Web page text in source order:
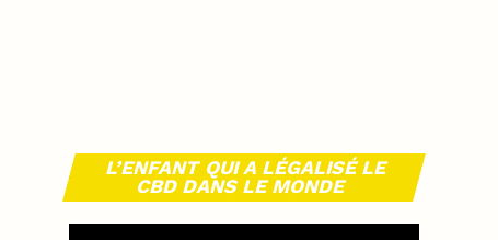
L’ENFANT QUI A LÉGALISÉ LE
CBD DANS LE MONDE